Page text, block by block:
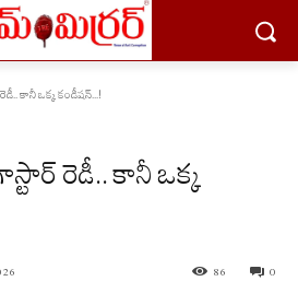
కానీ ఒక్క కండీషన్...!
రెడీ.. కానీ ఒక్క
0
86